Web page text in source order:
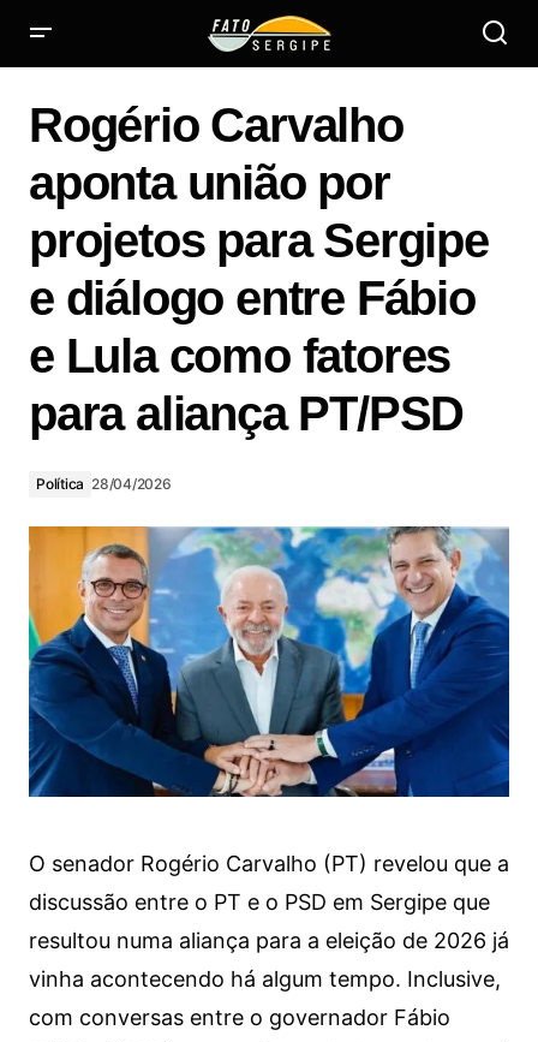
PT/PSD
Rogério Carvalho
aponta união por
projetos para Sergipe
e diálogo entre Fábio
e Lula como fatores
para aliança PT/PSD
Política 28/04/2026
O senador Rogério Carvalho (PT) revelou que a
discussão entre o PT e o PSD em Sergipe que
resultou numa aliança para a eleição de 2026 já
vinha acontecendo há algum tempo. Inclusive,
com conversas entre o governador Fábio